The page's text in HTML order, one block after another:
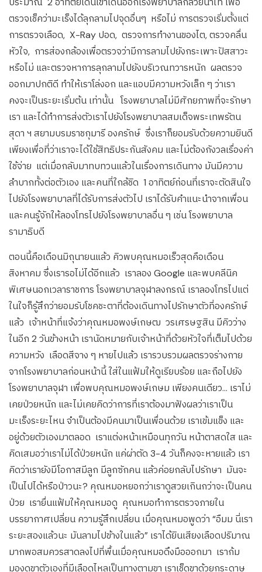
ตรวจเช็คว่ามะเร็งได้ลุกลามไปจุดอื่นๆ หรือไม่ การตรวจเริ่มตั้งแต่
การตรวจเลือด, X-Ray ปอด, ตรวจการทำงานของไต, ตรวจคลื่น
หัวใจ, การส่องกล้องเพื่อตรวจว่ามีการลามไปยังกระเพาะปัสสาวะ
หรือไม่ และตรวจหาการลุกลามไปยังบริเวณทวารหนัก ผลตรวจ
ออกมาปกติดี ทำให้เราโล่งอก และแอบมีความหวังเล็ก ๆ ว่าเรา
คงจะเป็นระยะเริ่มต้น เท่านั้น โรงพยาบาลไม่มีศักยภาพที่จะรักษา
เรา และได้ทำการส่งตัวเราไปยังโรงพยาบาลสมเด็จพระเทพรัตน
สุดา ฯ สยามบรมราชกุมารี องครักษ์ ซึ่งเราก็ยอมรับด้วยความยินดี
เพียงเพื่อที่ว่าเราจะได้ใช้สิทธิประกันสังคม และไม่ต้องกังวลเรื่องค่า
ใช้จ่าย แต่เมื่อกลับมาทบทวนแล้วในเรื่องการเดินทาง มันมีความ
ลำบากทั้งต่อตัวเอง และคนที่ใกล้ชิด 1 อาทิตย์ก่อนที่เราจะตัดสินใจ
ไปยังโรงพยาบาลที่ได้รับการส่งตัวไป เราได้รับคำแนะนำจากเพื่อน
และคนรู้จักให้ลองโทรไปยังโรงพยาบาลอื่น ๆ เช่น โรงพยาบาล
รามาธิบดี
ตอนนี้คือเดือนมิถุนายนแล้ว คิวพบคุณหมอเร็วสุดคือเดือน
สิงหาคม ซึ่งเรารอไม่ได้อีกแล้ว เราลอง Google และพบคลีนิค
พิเศษนอกเวลาราชการ โรงพยาบาลจุฬาลงกรณ์ เราลองโทรไปแต่
ในใจก็รู้สึกว่ายอมรับโชคชะตาที่ต้องเดินทางไปรักษาตัวที่องครักษ์
แล้ว เจ้าหน้าที่แจ้งว่าคุณหมอพงษ์เกษฒ วรเศรษฐสิน มีคิวว่าง
ในอีก 2 วันข้างหน้า เรานัดหมายกับเจ้าหน้าที่ด้วยหัวใจที่เต็มไปด้วย
ความหวัง เลือดสีจาง ๆ หายไปแล้ว เรารวบรวมผลตรวจร่างกาย
จากโรงพยาบาลก่อนหน้านี้ ใส่ในแฟ้มให้ดูเรียบร้อย และถือไปยัง
โรงพยาบาลจุฬา เพื่อพบคุณหมอพงษ์เกษม เพียงคนเดียว... เราไม่
เคยป่วยหนัก และไม่เคยคิดว่าการที่เราต้องมาฟังผลว่าเราเป็น
มะเร็งระยะไหน จำเป็นต้องมีคนมาเป็นเพื่อนด้วย เราเข้มแข็ง และ
อยู่ด้วยตัวเองมาตลอด เราแต่งหน้าเหมือนทุกวัน หน้าตาสดใส และ
คิดเสมอว่าเราไม่ได้ป่วยหนัก แค่ผ่าตัด 3-4 วันก็คงจะหายแล้ว เรา
คิดว่าเรายังมีโอกาสมีลูก มีลูกซักคน แล้วค่อยกลับไปรักษา มันจะ
เป็นไปได้หรือป่าวนะ? คุณหมอหยอกว่าเราดูสวยเกินกว่าจะเป็นคน
ป่วย เรายื่นแฟ้มให้คุณหมอดู คุณหมอทำการตรวจภายใน
บรรยากาศเปลี่ยน ความรู้สึกเปลี่ยน เมื่อคุณหมอพูดว่า “อืมม นี่เรา
ระยะสองแล้วนะ มันลามไปข้างในแล้ว” เราได้ยินเสียงเลือดปริมาณ
มากพอสมควรสาดลงไปที่พื้นเมื่อคุณหมอดึงมือออกมา เราก้ม
มองดูขาตัวเองที่มีเลือดไหลเป็นทางตามขา เราเช็ดขาด้วยกระดาษ